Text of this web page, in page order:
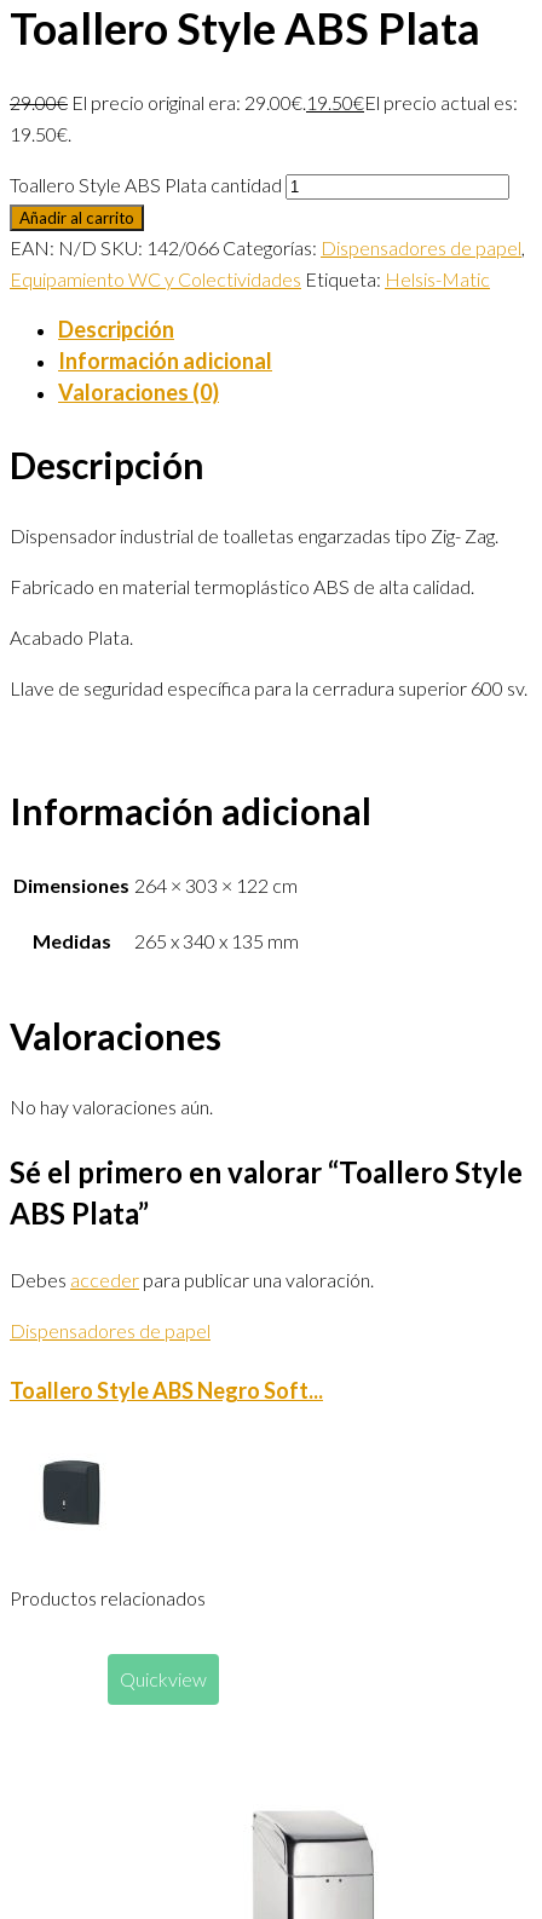
Toallero Style ABS Plata
29.00€ El precio original era: 29.00€.19.50€El precio actual es:
19.50€.
Toallero Style ABS Plata cantidad
Añadir al carrito
EAN: N/D SKU: 142/066 Categorías: Dispensadores de papel,
Equipamiento WC y Colectividades Etiqueta: Helsis-Matic
Descripción
Información adicional
Valoraciones (0)
Descripción
Dispensador industrial de toalletas engarzadas tipo Zig- Zag.
Fabricado en material termoplástico ABS de alta calidad.
Acabado Plata.
Llave de seguridad específica para la cerradura superior 600 sv.
Información adicional
Dimensiones 264 × 303 × 122 cm
Medidas 265 x 340 x 135 mm
Valoraciones
No hay valoraciones aún.
Sé el primero en valorar “Toallero Style
ABS Plata”
Debes acceder para publicar una valoración.
Dispensadores de papel
Toallero Style ABS Negro Soft...
Productos relacionados
Quickview